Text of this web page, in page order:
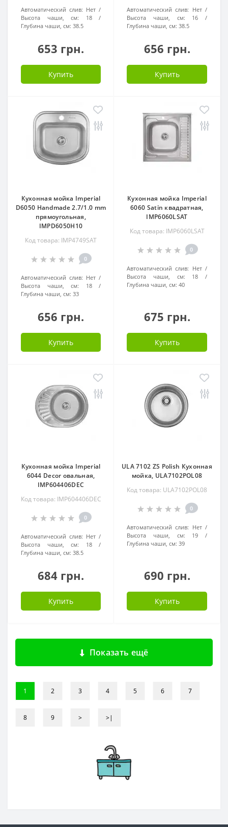
Автоматический слив: Нет
Высота чаши, см:
18
Глубина чаши, см: 38.5
653 грн.
Купить
Автоматический слив: Нет
Высота чаши, см:
16
Глубина чаши, см: 38.5
656 грн.
Купить
Кухонная мойка Imperial
D6050 Handmade 2.7/1.0 mm
прямоугольная,
IMPD6050H10
Код товара: IMP4749SAT
0
Автоматический слив: Нет
Высота чаши, см:
18
Глубина чаши, см: 33
656 грн.
Купить
Кухонная мойка Imperial
6060 Satin квадратная,
IMP6060LSAT
Код товара: IMP6060LSAT
0
Автоматический слив: Нет
Высота чаши, см:
18
Глубина чаши, см: 40
675 грн.
Купить
Кухонная мойка Imperial
6044 Decor овальная,
IMP604406DEC
Код товара: IMP604406DEC
0
Автоматический слив: Нет
Высота чаши, см:
18
Глубина чаши, см: 38.5
684 грн.
Купить
ULA 7102 ZS Polish Кухонная
мойка, ULA7102POL08
Код товара: ULA7102POL08
0
Автоматический слив: Нет
Высота чаши, см:
19
Глубина чаши, см: 39
690 грн.
Купить
Показать ещё
1 2 3 4 5 6 7
8 9 > >|